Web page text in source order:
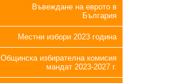
Въвеждане на еврото в
България
Местни избори 2023 година
Общинска избирателна комисия
мандат 2023-2027 г.